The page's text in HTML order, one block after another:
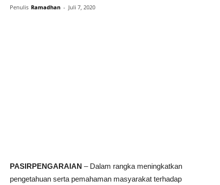
Penulis Ramadhan - Juli 7, 2020
PASIRPENGARAIAN – Dalam rangka meningkatkan
pengetahuan serta pemahaman masyarakat terhadap